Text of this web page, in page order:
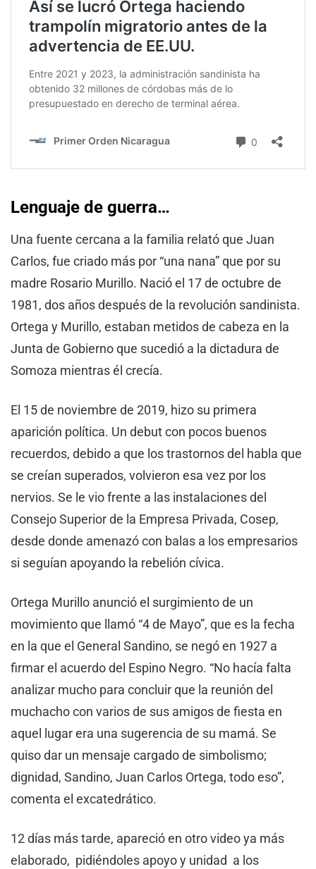
Lenguaje de guerra…
Una fuente cercana a la familia relató que Juan
Carlos, fue criado más por “una nana” que por su
madre Rosario Murillo. Nació el 17 de octubre de
1981, dos años después de la revolución sandinista.
Ortega y Murillo, estaban metidos de cabeza en la
Junta de Gobierno que sucedió a la dictadura de
Somoza mientras él crecía.
El 15 de noviembre de 2019, hizo su primera
aparición política. Un debut con pocos buenos
recuerdos, debido a que los trastornos del habla que
se creían superados, volvieron esa vez por los
nervios. Se le vio frente a las instalaciones del
Consejo Superior de la Empresa Privada, Cosep,
desde donde amenazó con balas a los empresarios
si seguían apoyando la rebelión cívica.
Ortega Murillo anunció el surgimiento de un
movimiento que llamó “4 de Mayo”, que es la fecha
en la que el General Sandino, se negó en 1927 a
firmar el acuerdo del Espino Negro. “No hacía falta
analizar mucho para concluir que la reunión del
muchacho con varios de sus amigos de fiesta en
aquel lugar era una sugerencia de su mamá. Se
quiso dar un mensaje cargado de simbolismo;
dignidad, Sandino, Juan Carlos Ortega, todo eso”,
comenta el excatedrático.
12 días más tarde, apareció en otro video ya más
elaborado, pidiéndoles apoyo y unidad a los